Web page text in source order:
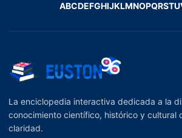
ABCDEFGHIJKLMNOPQRSTU
La enciclopedia interactiva dedicada a la
conocimiento científico, histórico y cultural
claridad.